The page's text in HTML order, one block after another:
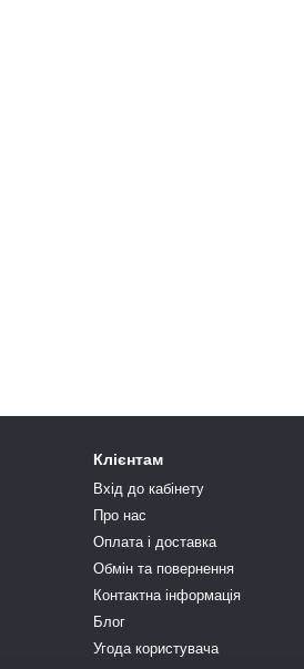
Клієнтам
Вхід до кабінету
Про нас
Оплата і доставка
Обмін та повернення
Контактна інформація
Блог
Угода користувача